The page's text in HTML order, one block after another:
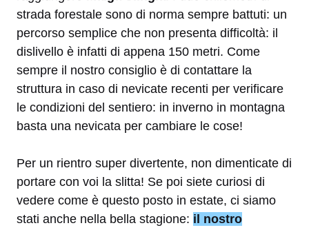
strada forestale sono di norma sempre battuti: un
percorso semplice che non presenta difficoltà: il
dislivello è infatti di appena 150 metri. Come
sempre il nostro consiglio è di contattare la
struttura in caso di nevicate recenti per verificare
le condizioni del sentiero: in inverno in montagna
basta una nevicata per cambiare le cose!
Per un rientro super divertente, non dimenticate di
portare con voi la slitta! Se poi siete curiosi di
vedere come è questo posto in estate, ci siamo
stati anche nella bella stagione: il nostro